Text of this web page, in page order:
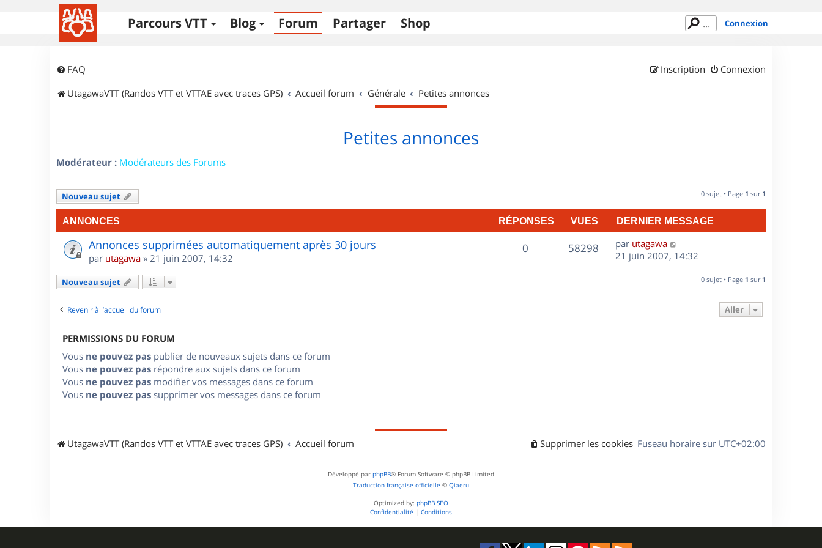
Parcours VTT Blog Forum Partager Shop Connexion
FAQ Connexion
Inscription
UtagawaVTT (Randos VTT et VTTAE avec traces GPS)
Accueil forum Générale Petites annonces
Petites annonces
Modérateur : Modérateurs des Forums
Nouveau sujet 0 sujet • Page 1 sur 1
ANNONCES RÉPONSES VUES DERNIER MESSAGE
Annonces supprimées automatiquement après 30 jours
par utagawa » 21 juin 2007, 14:32
0R
58298V
D
e
par utagawa
21 juin 2007, 14:32
Nouveau sujet 0 sujet • Page 1 sur 1
Revenir à l’accueil du forum Aller
PERMISSIONS DU FORUM
Vous ne pouvez pas publier de nouveaux sujets dans ce forum
Vous ne pouvez pas répondre aux sujets dans ce forum
Vous ne pouvez pas modifier vos messages dans ce forum
Vous ne pouvez pas supprimer vos messages dans ce forum
UtagawaVTT (Randos VTT et VTTAE avec traces GPS) Accueil forum Fuseau horaire sur UTC+02:00
Supprimer les cookies
Développé par phpBB® Forum Software © phpBB Limited
Traduction française officielle © Qiaeru
Optimized by: phpBB SEO
Confidentialité | Conditions